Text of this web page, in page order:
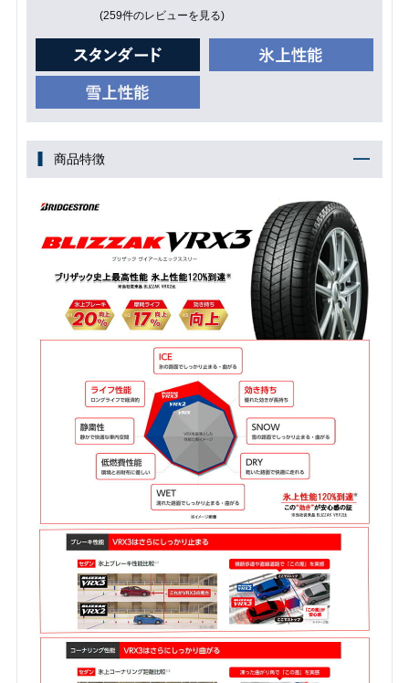
(259件のレビューを見る)
商品特徴